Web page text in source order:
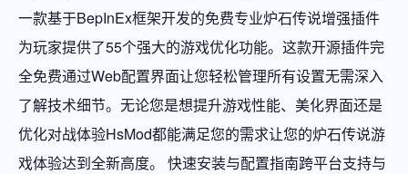
一款基于BepInEx框架开发的免费专业炉石传说增强插件
为玩家提供了55个强大的游戏优化功能。这款开源插件完
全免费通过Web配置界面让您轻松管理所有设置无需深入
了解技术细节。无论您是想提升游戏性能、美化界面还是
优化对战体验HsMod都能满足您的需求让您的炉石传说游
戏体验达到全新高度。 快速安装与配置指南跨平台支持与